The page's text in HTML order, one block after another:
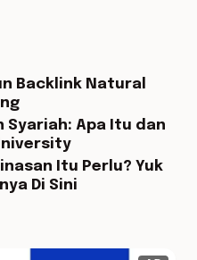
Backlink Natural
Syariah: Apa Itu dan
Itu Perlu? Yuk
Di Sini